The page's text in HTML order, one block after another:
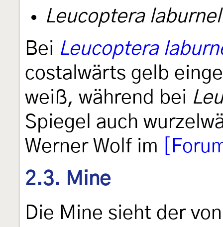
Leucoptera
Bei Leucoptera
costalwärts gelb
weiß, während bei
Spiegel auch
Werner Wolf im
2.3. Mine
Die Mine sieht der